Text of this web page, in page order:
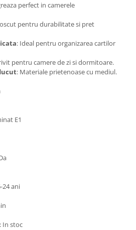
perfect in camerele
pentru durabilitate si pret
: Ideal pentru organizarea cartilor
pentru camere de zi si dormitoare.
: Materiale prietenoase cu mediul.
E1
24 ani
In stoc